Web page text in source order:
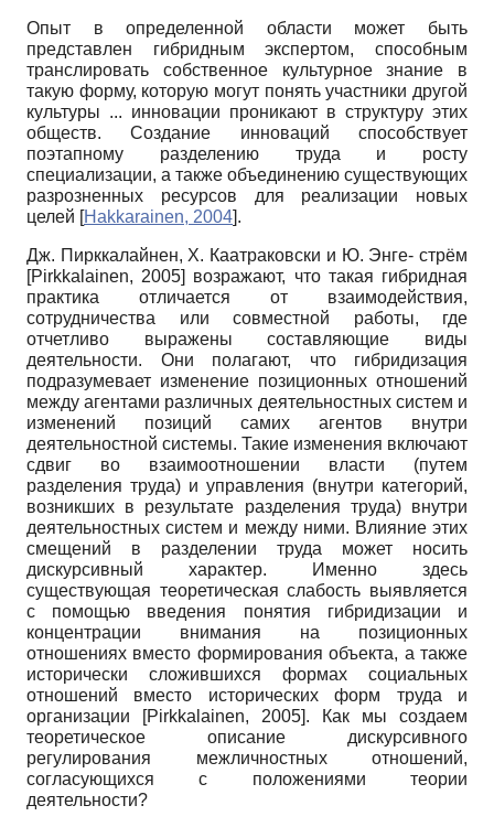
Опыт в определенной области может быть
представлен гибридным экспертом, способным
транслировать собственное культурное знание в
такую форму, которую могут понять участники другой
культуры ... инновации проникают в структуру этих
обществ. Создание инноваций способствует
поэтапному разделению труда и росту
специализации, а также объединению существующих
разрозненных ресурсов для реализации новых
целей [Hakkarainen, 2004].
Дж. Пирккалайнен, Х. Каатраковски и Ю. Энге- стрём
[Pirkkalainen, 2005] возражают, что такая гибридная
практика отличается от взаимодействия,
сотрудничества или совместной работы, где
отчетливо выражены составляющие виды
деятельности. Они полагают, что гибридизация
подразумевает изменение позиционных отношений
между агентами различных деятельностных систем и
изменений позиций самих агентов внутри
деятельностной системы. Такие изменения включают
сдвиг во взаимоотношении власти (путем
разделения труда) и управления (внутри категорий,
возникших в результате разделения труда) внутри
деятельностных систем и между ними. Влияние этих
смещений в разделении труда может носить
дискурсивный характер. Именно здесь
существующая теоретическая слабость выявляется
с помощью введения понятия гибридизации и
концентрации внимания на позиционных
отношениях вместо формирования объекта, а также
исторически сложившихся формах социальных
отношений вместо исторических форм труда и
организации
[Pirkkalainen, 2005]. Как мы создаем
теоретическое описание дискурсивного
регулирования межличностных отношений,
согласующихся с положениями теории
деятельности?